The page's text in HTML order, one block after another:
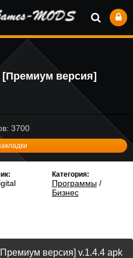
[Премиум версия]
3700
Категория:
Программы/
Бизнес
версия] v.1.4.4 apk